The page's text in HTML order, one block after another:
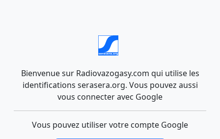
Bienvenue sur Radiovazogasy.com qui utilise les
identifications serasera.org. Vous pouvez aussi
vous connecter avec Google
Vous pouvez utiliser votre compte Google